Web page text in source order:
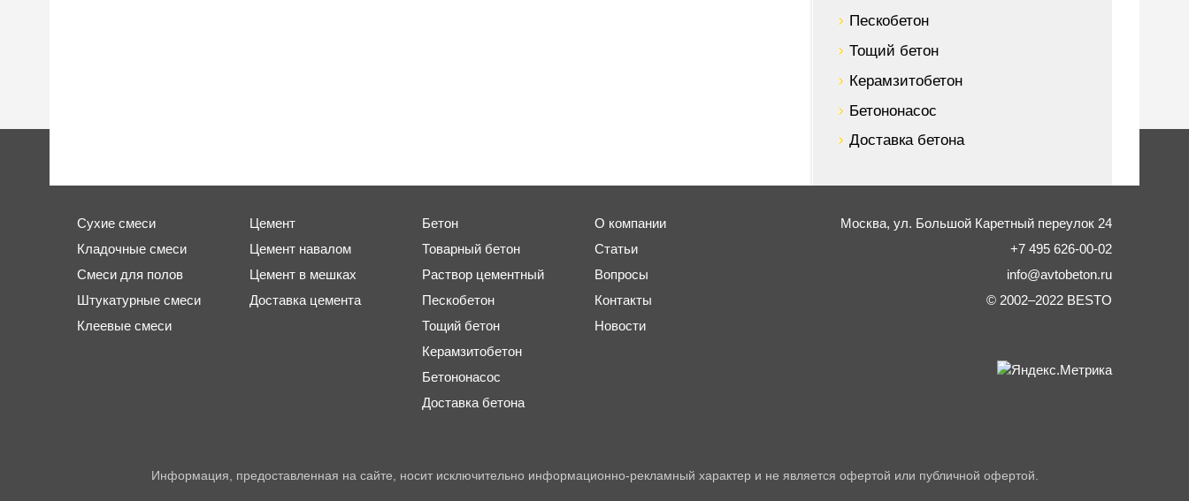
Пескобетон
Тощий бетон
Керамзитобетон
Бетононасос
Доставка бетона
Сухие смеси
Кладочные смеси
Смеси для полов
Штукатурные смеси
Клеевые смеси
Цемент
Цемент навалом
Цемент в мешках
Доставка цемента
Бетон
Товарный бетон
Раствор цементный
Пескобетон
Тощий бетон
Керамзитобетон
Бетононасос
Доставка бетона
О компании
Статьи
Вопросы
Контакты
Новости
Москва, ул. Большой Каретный переулок 24
+7 495 626-00-02
info@avtobeton.ru
© 2002–2022 BESTO
Информация, предоставленная на сайте, носит исключительно информационно-рекламный характер и не является офертой или публичной офертой.